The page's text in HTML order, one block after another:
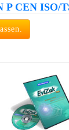
P CEN ISO/